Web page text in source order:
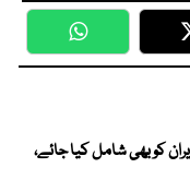
WhatsApp
کو بھی شامل کیا جائے،